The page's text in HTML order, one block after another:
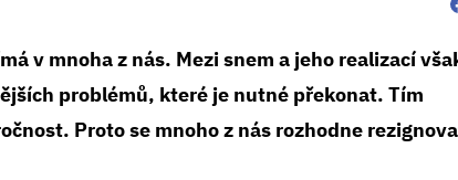
v mnoha z nás. Mezi snem a jeho realizací
problémů, které je nutné překonat. Tím
Proto se mnoho z nás rozhodne